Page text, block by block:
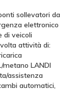
sollevatori da
elettronico
di veicoli
attività di:
metano LANDI
assistenza
automatici,